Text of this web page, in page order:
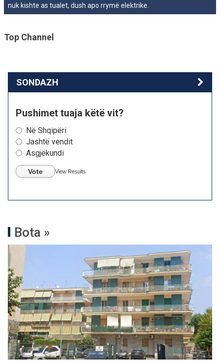
nuk kishte as tualet, dush apo rrymë elektrike.
Top Channel
SONDAZH
Pushimet tuaja këtë vit?
Në Shqipëri
Jashtë vendit
Asgjëkundi
Vote View Results
Bota »